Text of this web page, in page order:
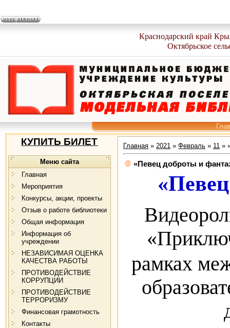
Краснодарский край
Октябрьское
КУПИТЬ БИЛЕТ
Меню сайта
Главная
Мероприятия
Конкурсы, акции, проекты
Отзыв о работе библиотеки
Общая информация
Информация об
учреждении
НЕЗАВИСИМАЯ ОЦЕНКА
КАЧЕСТВА РАБОТЫ
ПРОТИВОДЕЙСТВИЕ
КОРРУПЦИИ
ПРОТИВОДЕЙСТВИЕ
ТЕРРОРИЗМУ
Финансовая грамотность
Контакты
Главная » 2021 » Февраль » 11 »
«Певец доброты и
рамках